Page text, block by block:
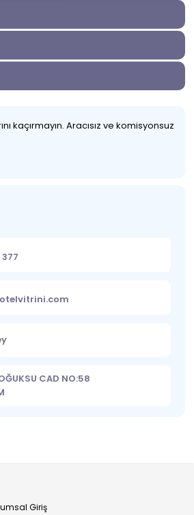
kaçırmayın. Aracısız ve komisyonsuz
CAD NO:58
Giriş